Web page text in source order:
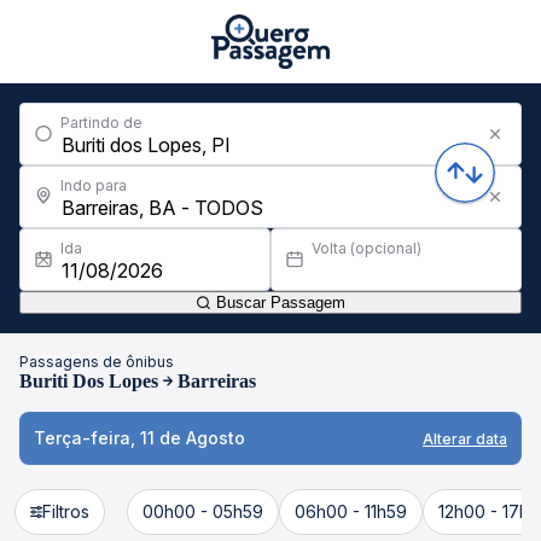
Partindo de
Indo para
Ida Volta (opcional)
Buscar Passagem
Passagens de ônibus
Buriti Dos Lopes Barreiras
Terça-feira, 11 de Agosto Alterar data
Filtros 00h00 - 05h59 06h00 - 11h59 12h00 -